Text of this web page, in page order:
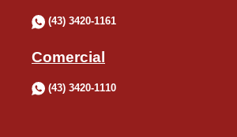
(43) 3420-1161
Comercial
(43) 3420-1110